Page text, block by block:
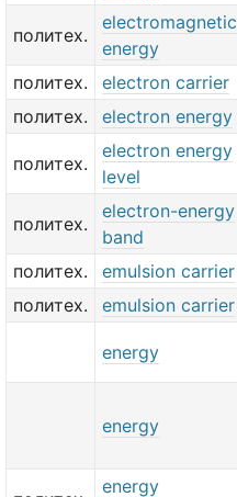
политех.
electromagnetic
energy
политех. electron carrier
политех.
electron energy
политех.
electron energy
level
политех.
electron-energy
band
политех. emulsion carrier
политех.
emulsion carrier
energy
energy
energy